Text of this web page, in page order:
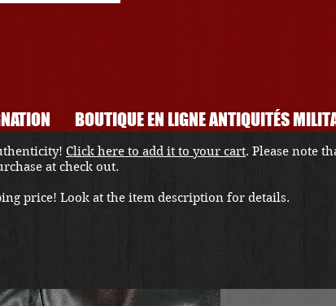
BOUTIQUE EN LIGNE ANTIQUITÉS
Click here to add it to your cart. Please note
at check out.
price! Look at the item description for details.